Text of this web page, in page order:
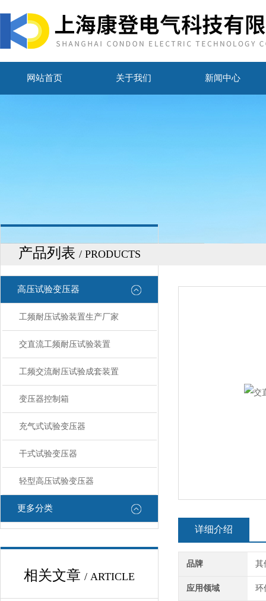
网站首页 关于我们 新闻中心
产品列表 / PRODUCTS
高压试验变压器
工频耐压试验装置生产厂家
交直流工频耐压试验装置
工频交流耐压试验成套装置
变压器控制箱
充气式试验变压器
干式试验变压器
轻型高压试验变压器
更多分类
相关文章 / ARTICLE
详细介绍
品牌 其
应用领域 环